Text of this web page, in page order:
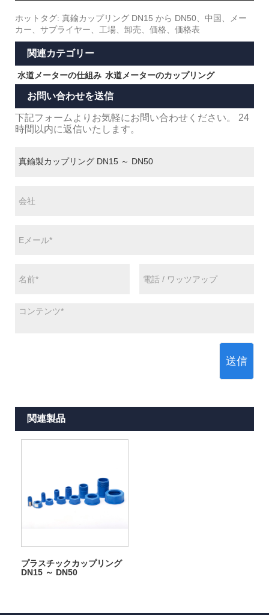
ホットタグ: 真鍮カップリング DN15 から DN50、中国、メー
カー、サプライヤー、工場、卸売、価格、価格表
関連カテゴリー
水道メーターの仕組み 水道メーターのカップリング
お問い合わせを送信
下記フォームよりお気軽にお問い合わせください。 24
時間以内に返信いたします。
送信
関連製品
プラスチックカップリング
DN15 ～ DN50